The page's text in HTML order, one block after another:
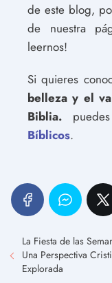
de este blog,
de nuestra
leernos!
Si quieres
belleza y el
Biblia.
Bíblicos.
La Fiesta de las
Una Perspectiva
Explorada